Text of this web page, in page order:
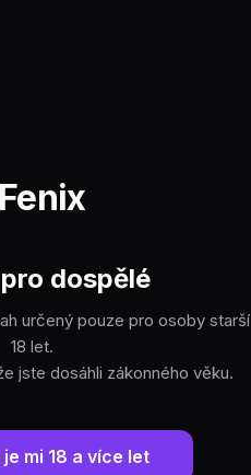
Fenix
dospělé
určený pouze pro osoby starší
18 let.
jste dosáhli zákonného věku.
mi 18 a více let